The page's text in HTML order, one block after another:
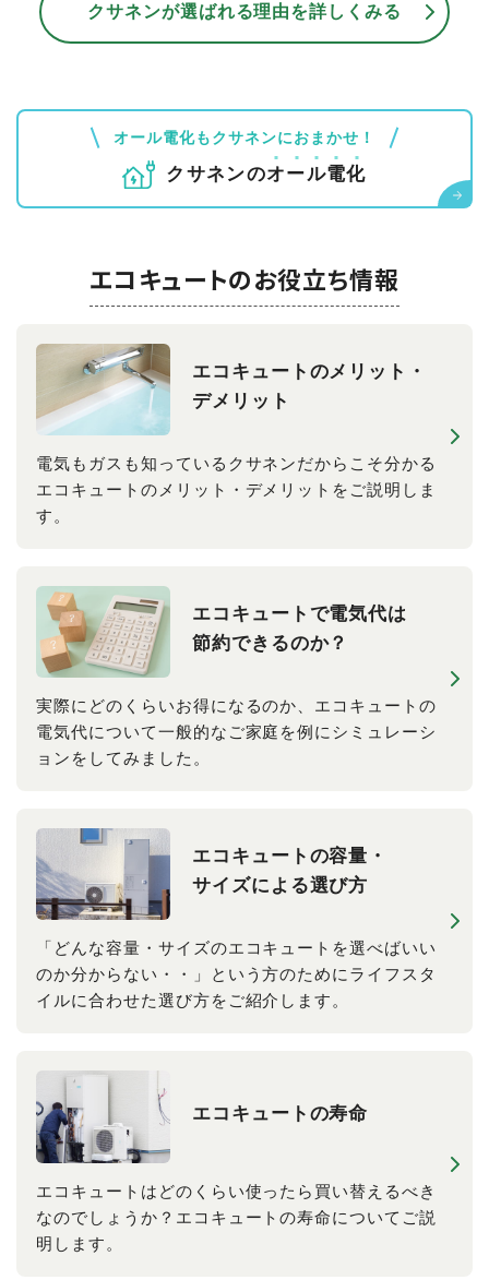
クサネンが選ばれる理由を詳しくみる
オール電化もクサネンにおまかせ！
クサネンのオール電化
エコキュートのお役立ち情報
エコキュートの​メリット・​
デメリット
電気もガスも知っているクサネンだからこそ分かる
エコキュートのメリット・デメリットをご説明しま
す。
エコキュートで​電気代は​
節約できるのか？
実際にどのくらいお得になるのか、エコキュートの
電気代について一般的なご家庭を例にシミュレーシ
ョンをしてみました。
エコキュートの​容量・
サイズに​よる​選び方
「どんな容量・サイズのエコキュートを選べばいい
のか分からない・・」という方のためにライフスタ
イルに合わせた選び方をご紹介します。
エコキュートの​寿命
エコキュートはどのくらい使ったら買い替えるべき
なのでしょうか？エコキュートの寿命についてご説
明します。